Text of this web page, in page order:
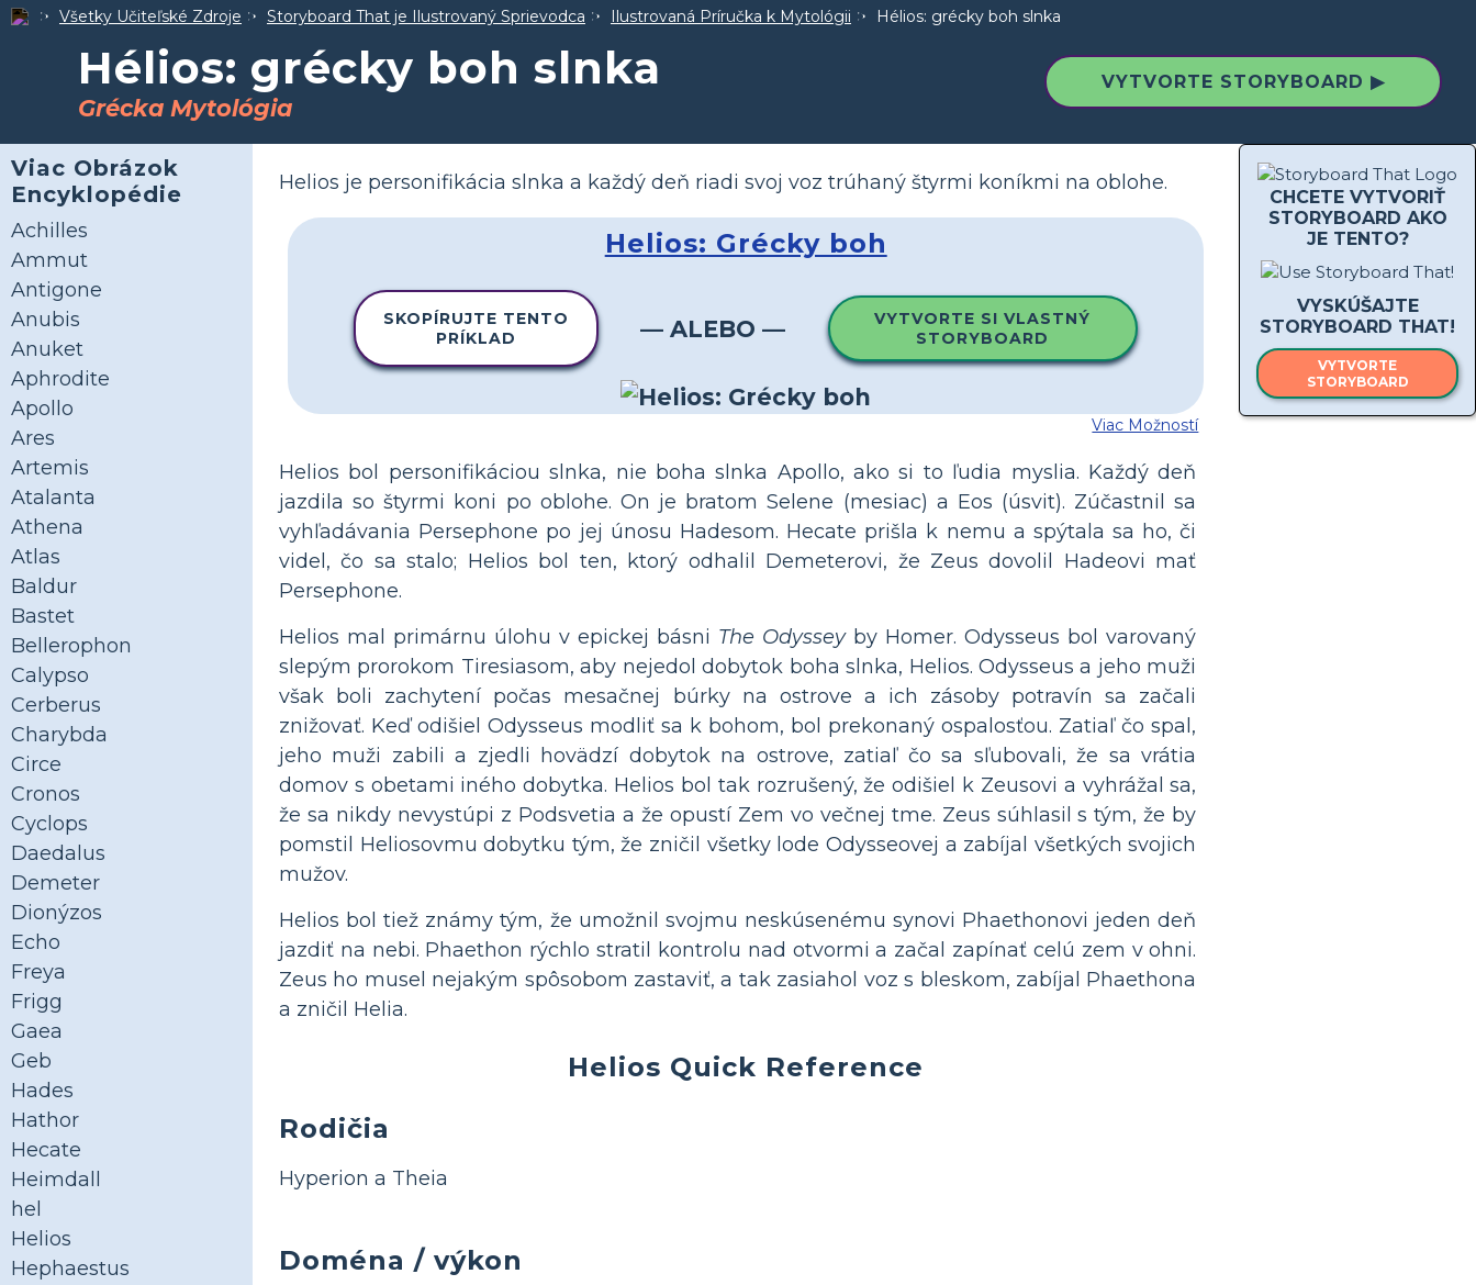
Všetky Učiteľské Zdroje Storyboard That je Ilustrovaný Sprievodca Ilustrovaná Príručka k Mytológii Hélios: grécky boh slnka
Hélios: grécky boh slnka
Grécka Mytológia
VYTVORTE STORYBOARD ▶
Viac Obrázok
Encyklopédie
Achilles
Ammut
Antigone
Anubis
Anuket
Aphrodite
Apollo
Ares
Artemis
Atalanta
Athena
Atlas
Baldur
Bastet
Bellerophon
Calypso
Cerberus
Charybda
Circe
Cronos
Cyclops
Daedalus
Demeter
Dionýzos
Echo
Freya
Frigg
Gaea
Geb
Hades
Hathor
Hecate
Heimdall
hel
Helios
Hephaestus
CHCETE VYTVORIŤ
STORYBOARD AKO
JE TENTO?
VYSKÚŠAJTE
STORYBOARD THAT!
VYTVORTE
STORYBOARD
Helios je personifikácia slnka a každý deň riadi svoj voz trúhaný štyrmi koníkmi na oblohe.
Helios: Grécky boh
SKOPÍRUJTE TENTO
PRÍKLAD
— ALEBO —
VYTVORTE SI VLASTNÝ
STORYBOARD
Viac Možností
Helios bol personifikáciou slnka, nie boha slnka Apollo, ako si to ľudia myslia. Každý deň
jazdila so štyrmi koni po oblohe. On je bratom Selene (mesiac) a Eos (úsvit). Zúčastnil sa
vyhľadávania Persephone po jej únosu Hadesom. Hecate prišla k nemu a spýtala sa ho, či
videl, čo sa stalo; Helios bol ten, ktorý odhalil Demeterovi, že Zeus dovolil Hadeovi mať
Persephone.
Helios mal primárnu úlohu v epickej básni The Odysseyby Homer. Odysseus bol varovaný
slepým prorokom Tiresiasom, aby nejedol dobytok boha slnka, Helios. Odysseus a jeho muži
však boli zachytení počas mesačnej búrky na ostrove a ich zásoby potravín sa začali
znižovať. Keď odišiel Odysseus modliť sa k bohom, bol prekonaný ospalosťou. Zatiaľ čo spal,
jeho muži zabili a zjedli hovädzí dobytok na ostrove, zatiaľ čo sa sľubovali, že sa vrátia
domov s obetami iného dobytka. Helios bol tak rozrušený, že odišiel k Zeusovi a vyhrážal sa,
že sa nikdy nevystúpi z Podsvetia a že opustí Zem vo večnej tme. Zeus súhlasil s tým, že by
pomstil Heliosovmu dobytku tým, že zničil všetky lode Odysseovej a zabíjal všetkých svojich
mužov.
Helios bol tiež známy tým, že umožnil svojmu neskúsenému synovi Phaethonovi jeden deň
jazdiť na nebi. Phaethon rýchlo stratil kontrolu nad otvormi a začal zapínať celú zem v ohni.
Zeus ho musel nejakým spôsobom zastaviť, a tak zasiahol voz s bleskom, zabíjal Phaethona
a zničil Helia.
Helios Quick Reference
Rodičia
Hyperion a Theia
Doména / výkon